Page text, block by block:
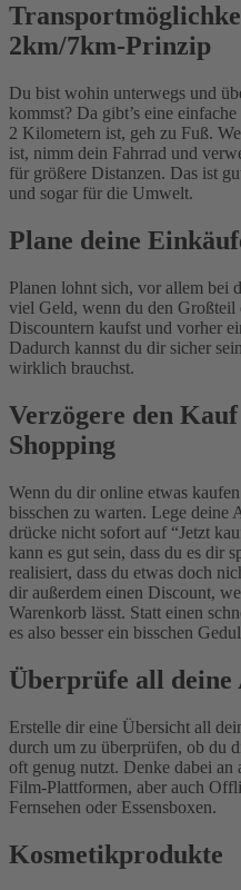
2km/7km-Prinzip
Du bist wohin unterwegs und
kommst? Da gibt’s eine
2 Kilometern ist, geh zu Fuß.
ist, nimm dein Fahrrad und
für größere Distanzen. Das ist
und sogar für die Umwelt.
Plane deine
Planen lohnt sich, vor allem bei
viel Geld, wenn du den Großteil
Discountern kaufst und vorher
Dadurch kannst du dir sicher
wirklich brauchst.
Verzögere den
Shopping
Wenn du dir online etwas
bisschen zu warten. Lege deine
drücke nicht sofort auf “Jetzt
kann es gut sein, dass du es dir
realisiert, dass du etwas doch
dir außerdem einen Discount,
Warenkorb lässt. Statt einen
es also besser ein bisschen
Überprüfe all deine
Erstelle dir eine Übersicht all
durch um zu überprüfen, ob du
oft genug nutzt. Denke dabei
Film-Plattformen, aber auch
Fernsehen oder Essensboxen.
Kosmetikprodukte